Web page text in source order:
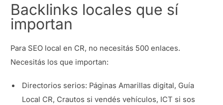
Backlinks locales que sí
importan
Para SEO local en CR, no necesitás 500 enlaces.
Necesitás los que importan:
Directorios serios: Páginas Amarillas digital, Guía
Local CR, Crautos si vendés vehículos, ICT si sos